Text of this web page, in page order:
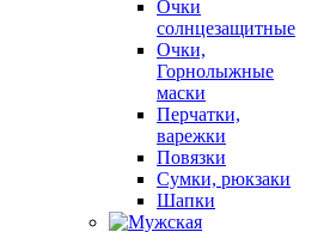
Очки
солнцезащитные
Очки,
Горнолыжные
маски
Перчатки,
варежки
Повязки
Сумки, рюкзаки
Шапки